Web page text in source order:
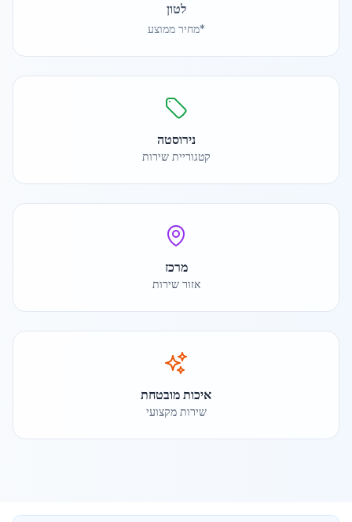
לטון
*מחיר ממוצע
נירוסטה
קטגוריית שירות
מרכז
אזור שירות
איכות מובטחת
שירות מקצועי